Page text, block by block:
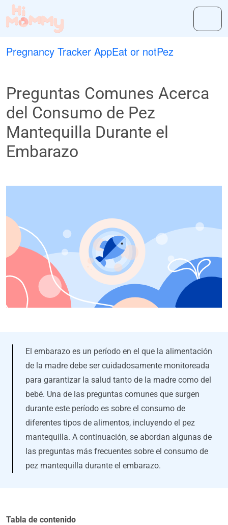
Pregnancy Tracker AppEat or notPez
Preguntas Comunes Acerca
del Consumo de Pez
Mantequilla Durante el
Embarazo
El embarazo es un período en el que la alimentación
de la madre debe ser cuidadosamente monitoreada
para garantizar la salud tanto de la madre como del
bebé. Una de las preguntas comunes que surgen
durante este período es sobre el consumo de
diferentes tipos de alimentos, incluyendo el pez
mantequilla. A continuación, se abordan algunas de
las preguntas más frecuentes sobre el consumo de
pez mantequilla durante el embarazo.
Tabla de contenido